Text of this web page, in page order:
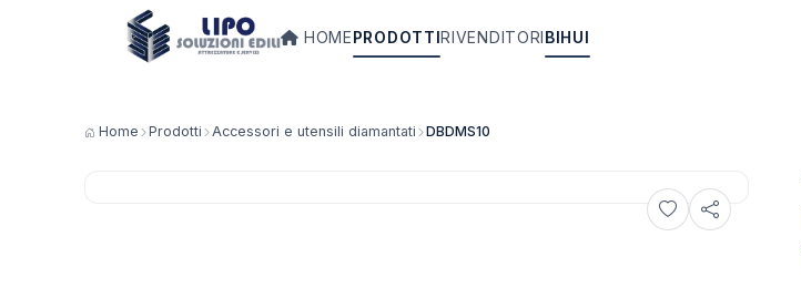
HOMEPRODOTTIRIVENDITORIBIHUI
Home Prodotti Accessori e utensili diamantati DBDMS10